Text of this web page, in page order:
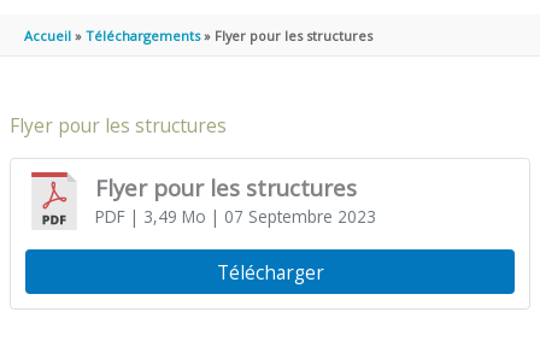
PRINCIPAL
Accueil Téléchargements Flyer pour les structures
Flyer pour les structures
Flyer pour les structures
PDF| 3,49 Mo | 07 Septembre 2023
Télécharger